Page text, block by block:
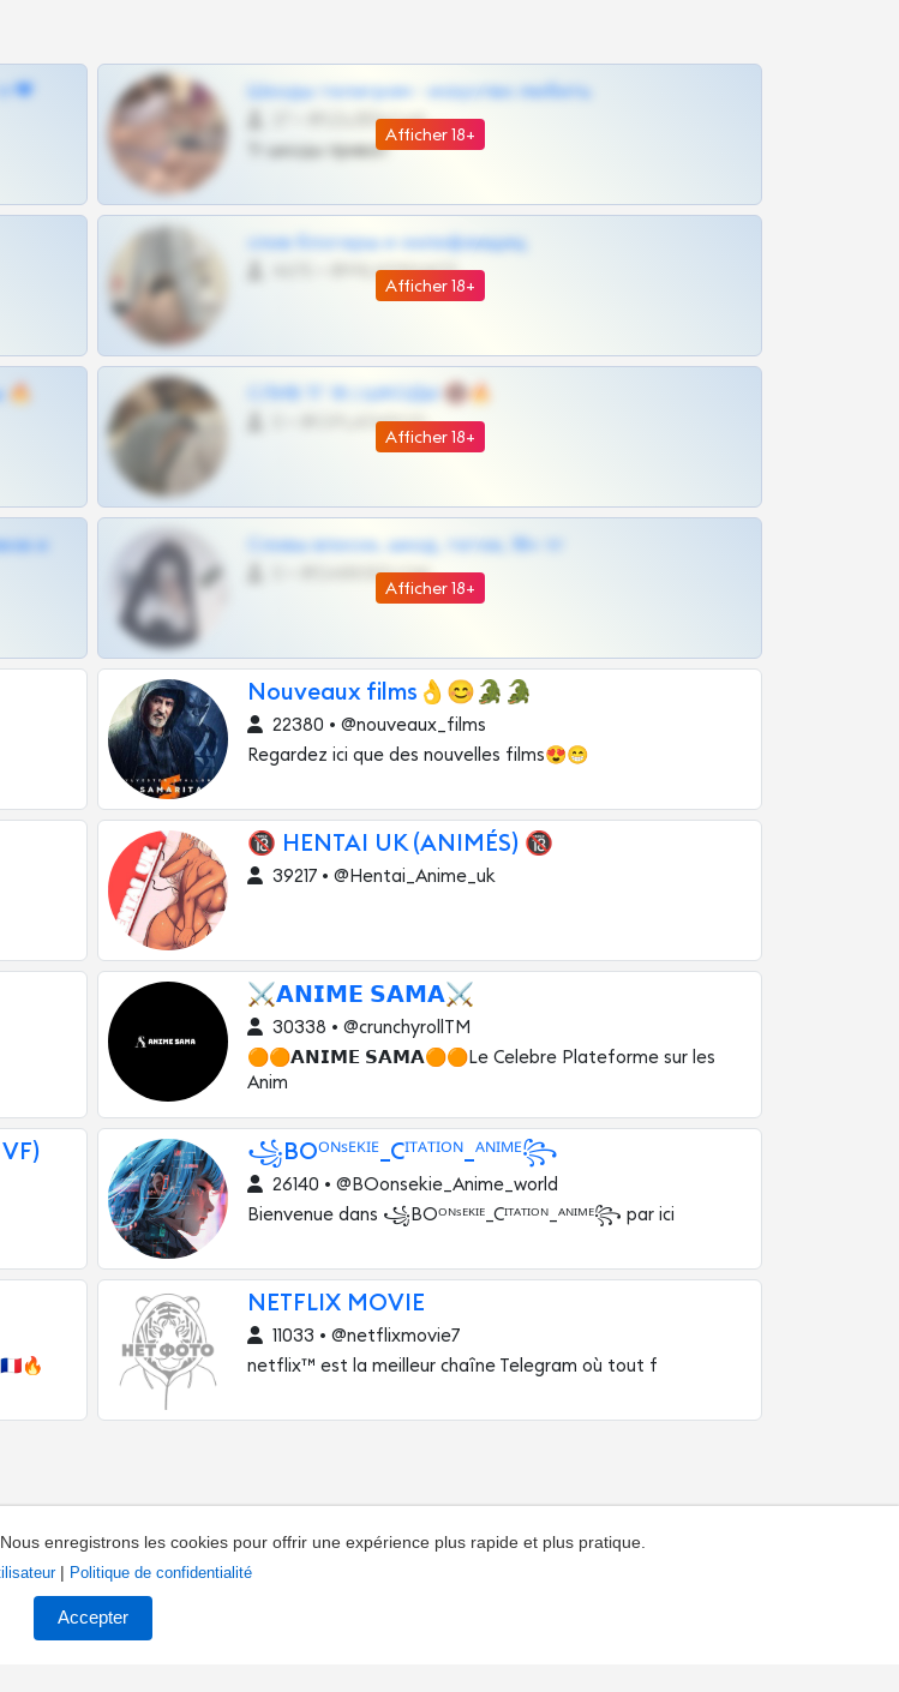
Afficher 18+
Шкоды телеграм - искуство любить
@SZu3ll3sCatt_bot
Тг шкоды приват
Afficher 18+
слив блогерш и онлифанщиц
@MILKPRIVATES39BOT
🔥
Afficher 18+
СЛИВ ТГ 18 | ШКОДЫ 🔞🔥
@OPLATAPODPSK1BOT
и
Afficher 18+
Сливы вписок, шкод, теток, 18+ тг
@DARK15FLOWSBOT
Nouveaux films👌😊🐊🐊
22380 • @nouveaux_films
Regardez ici que des nouvelles films😍😁
🔞 HENTAI UK (ANIMÉS) 🔞
39217 • @Hentai_Anime_uk
⚔️𝗔𝗡𝗜𝗠𝗘 𝗦𝗔𝗠𝗔⚔️
30338 • @crunchyrollTM
🟠🟠𝗔𝗡𝗜𝗠𝗘 𝗦𝗔𝗠𝗔🟠🟠Le Celebre Plateforme sur les
Anim
꧁BOᴼᴺˢᴱᴷᴵᴱ_Cᴵᵀᴬᵀᴵᴼᴺ_ᴬᴺᴵᴹᴱ꧂
26140 • @BOonsekie_Anime_world
Bienvenue dans ꧁BOᴼᴺˢᴱᴷᴵᴱ_Cᴵᵀᴬᵀᴵᴼᴺ_ᴬᴺᴵᴹᴱ꧂ par ici
🇫🇷🔥
NETFLIX MOVIE
11033 • @netflixmovie7
netflix™ est la meilleur chaîne Telegram où tout f
Propriétaires de chaînes
enregistrons les cookies pour offrir une expérience plus rapide et plus pratique.
| Politique de confidentialité
Accepter